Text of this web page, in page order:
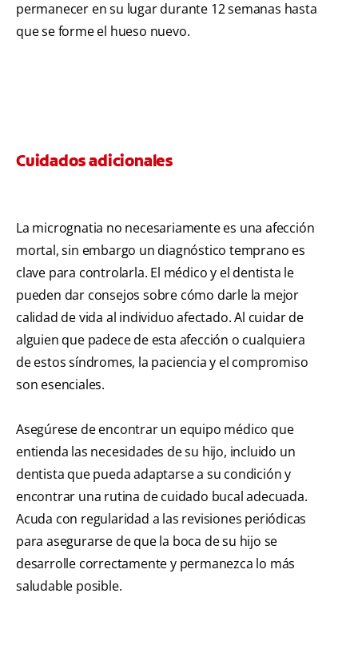
permanecer en su lugar durante 12 semanas hasta
que se forme el hueso nuevo.
Cuidados adicionales
La micrognatia no necesariamente es una afección
mortal, sin embargo un diagnóstico temprano es
clave para controlarla. El médico y el dentista le
pueden dar consejos sobre cómo darle la mejor
calidad de vida al individuo afectado. Al cuidar de
alguien que padece de esta afección o cualquiera
de estos síndromes, la paciencia y el compromiso
son esenciales.
Asegúrese de encontrar un equipo médico que
entienda las necesidades de su hijo, incluido un
dentista que pueda adaptarse a su condición y
encontrar una rutina de cuidado bucal adecuada.
Acuda con regularidad a las revisiones periódicas
para asegurarse de que la boca de su hijo se
desarrolle correctamente y permanezca lo más
saludable posible.